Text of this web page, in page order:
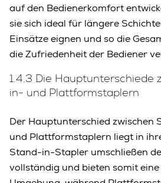
auf den Bedienerkomfort
sie sich ideal für längere
Einsätze eignen und so die
die Zufriedenheit der Bediener
1.4.3 Die Hauptunterschiede
in- und Plattformstaplern
Der Hauptunterschied zwischen
und Plattformstaplern liegt in
Stand-in-Stapler umschließen
vollständig und bieten somit